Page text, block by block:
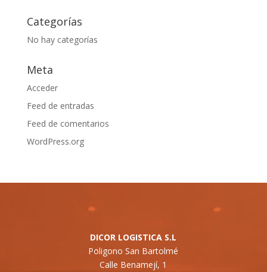
Categorías
No hay categorías
Meta
Acceder
Feed de entradas
Feed de comentarios
WordPress.org
DICOR LOGISTICA S.L
Poligono San Bartolmé
Calle Benamejí, 1